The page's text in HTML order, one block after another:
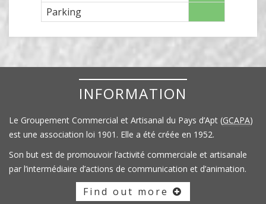
Parking
INFORMATION
Le Groupement Commercial et Artisanal du Pays d’Apt (GCAPA)
est une association loi 1901. Elle a été créée en 1952.
Son but est de promouvoir l’activité commerciale et artisanale
par l’intermédiaire d’actions de communication et d’animation.
Find out more